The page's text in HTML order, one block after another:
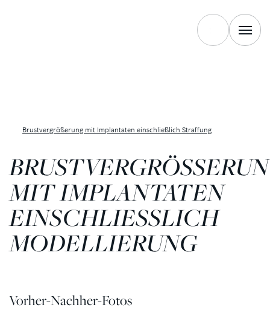
Brustvergrößerung mit Implantaten einschließlich Straffung
IT IMPLANTATEN E
INSCHLIESSLICH MO
DELLIERUNG
Vorher-Nachher-Fotos